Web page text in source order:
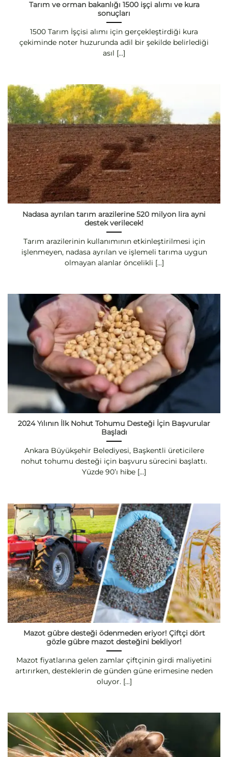
Tarım ve orman bakanlığı 1500 işçi alımı ve kura
sonuçları
1500 Tarım İşçisi alımı için gerçekleştirdiği kura
çekiminde noter huzurunda adil bir şekilde belirlediği
asıl [...]
Nadasa ayrılan tarım arazilerine 520 milyon lira ayni
destek verilecek!
Tarım arazilerinin kullanımının etkinleştirilmesi için
işlenmeyen, nadasa ayrılan ve işlemeli tarıma uygun
olmayan alanlar öncelikli [...]
2024 Yılının İlk Nohut Tohumu Desteği İçin Başvurular
Başladı
Ankara Büyükşehir Belediyesi, Başkentli üreticilere
nohut tohumu desteği için başvuru sürecini başlattı.
Yüzde 90’ı hibe [...]
Mazot gübre desteği ödenmeden eriyor! Çiftçi dört
gözle gübre mazot desteğini bekliyor!
Mazot fiyatlarına gelen zamlar çiftçinin girdi maliyetini
artırırken, desteklerin de günden güne erimesine neden
oluyor. [...]